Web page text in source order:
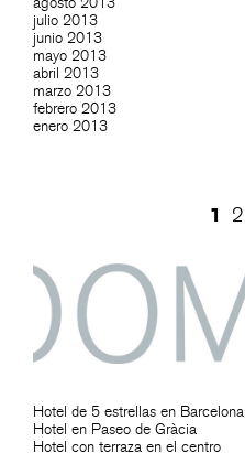
julio 2013
junio 2013
mayo 2013
abril 2013
marzo 2013
febrero 2013
enero 2013
1 2
Hotel de 5 estrellas en Barcelona
Hotel en Paseo de Gràcia
Hotel con terraza en el centro